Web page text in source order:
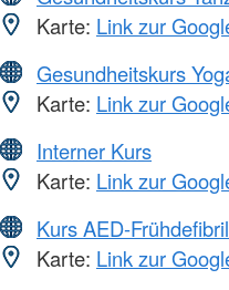
Karte: Link zur
Gesundheitskurs
Karte: Link zur
Interner Kurs
Karte: Link zur
Kurs AED-
Karte: Link zur